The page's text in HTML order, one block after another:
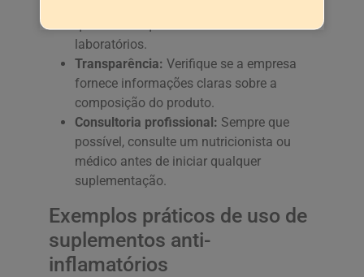
qualidade e que são testados em
laboratórios.
Transparência: Verifique se a empresa
fornece informações claras sobre a
composição do produto.
Consultoria profissional: Sempre que
possível, consulte um nutricionista ou
médico antes de iniciar qualquer
suplementação.
Exemplos práticos de uso de
suplementos anti-
inflamatórios